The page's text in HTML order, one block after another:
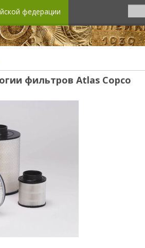
федерации
фильтров Atlas Copco